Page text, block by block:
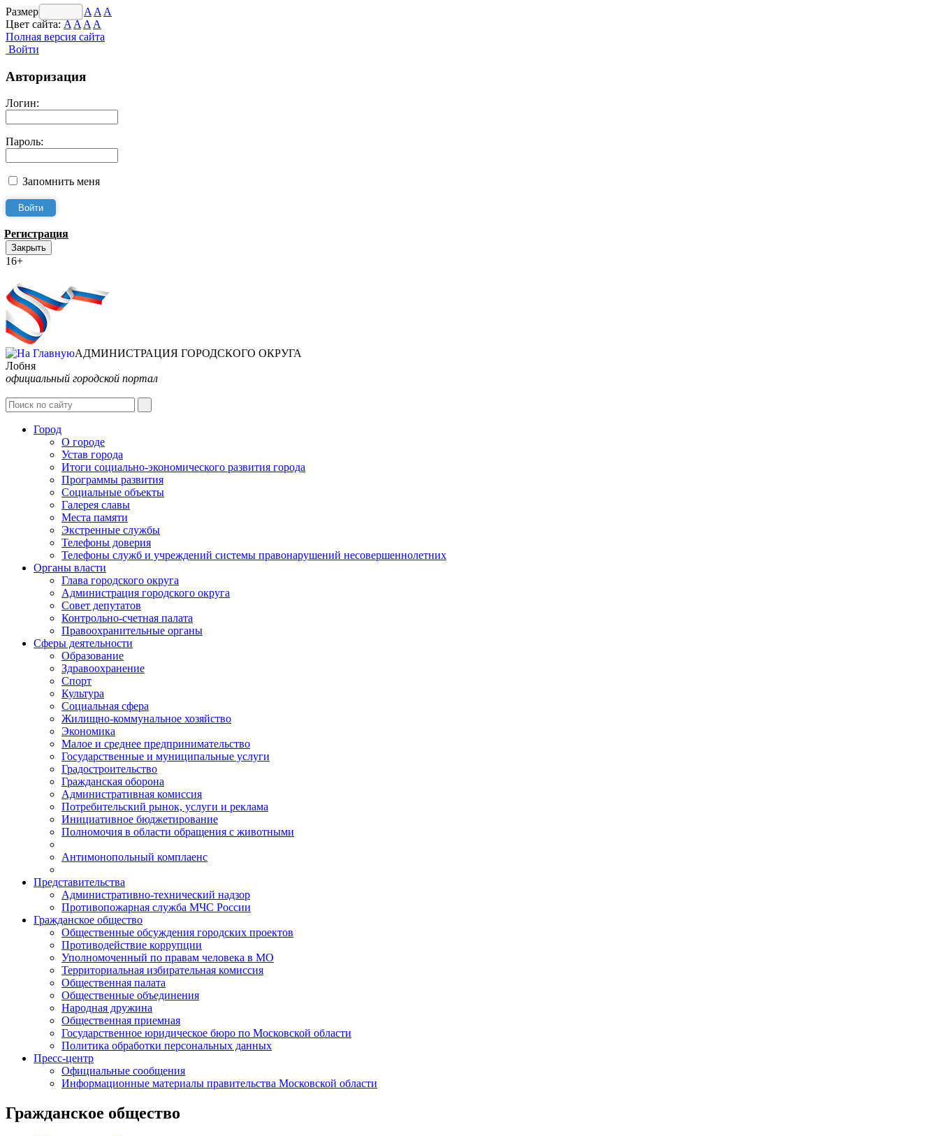
Размер шрифта: A A A
Цвет сайта:AA A A
Полная версия сайта
Войти
Авторизация
Логин:
Пароль:
Запомнить меня
Регистрация
Закрыть
16+
АДМИНИСТРАЦИЯ ГОРОДСКОГО ОКРУГА
Лобня
официальный городской портал
Город
О городе
Устав города
Итоги социально-экономического развития города
Программы развития
Социальные объекты
Галерея славы
Места памяти
Экстренные службы
Телефоны доверия
Телефоны служб и учреждений системы правонарушений несовершеннолетних
Органы власти
Глава городского округа
Администрация городcкого округа
Совет депутатов
Контрольно-счетная палата
Правоохранительные органы
Сферы деятельности
Образование
Здравоохранение
Спорт
Культура
Социальная сфера
Жилищно-коммунальное хозяйство
Экономика
Малое и среднее предпринимательство
Государственные и муниципальные услуги
Градостроительство
Гражданская оборона
Административная комиссия
Потребительский рынок, услуги и реклама
Инициативное бюджетирование
Полномочия в области обращения с животными
Антимонопольный комплаенс
Представительства
Административно-технический надзор
Противопожарная служба МЧС России
Гражданское общество
Общественные обсуждения городских проектов
Противодействие коррупции
Уполномоченный по правам человека в МО
Территориальная избирательная комиссия
Общественная палата
Общественные объединения
Народная дружина
Общественная приемная
Государственное юридическое бюро по Московской области
Политика обработки персональных данных
Пресс-центр
Официальные сообщения
Информационные материалы правительства Московской области
Гражданское общество